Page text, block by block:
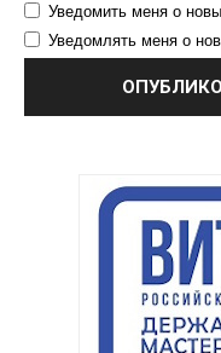
Уведомить меня о
Уведомлять меня о